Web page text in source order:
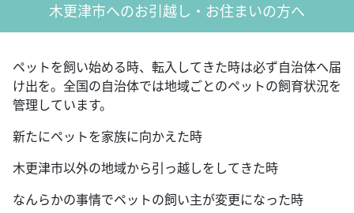
木更津市へのお引越し・お住まいの方へ
ペットを飼い始める時、転入してきた時は必ず自治体へ届
け出を。全国の自治体では地域ごとのペットの飼育状況を
管理しています。
新たにペットを家族に向かえた時
木更津市以外の地域から引っ越しをしてきた時
なんらかの事情でペットの飼い主が変更になった時